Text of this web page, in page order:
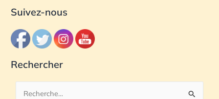
Suivez-nous
Rechercher